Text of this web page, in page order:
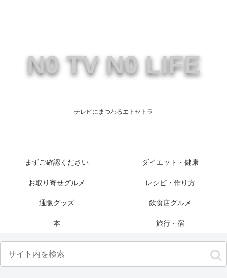
N0 TV N0 LIFE
テレビにまつわるエトセトラ
まずご確認ください ダイエット・健康
お取り寄せグルメ レシピ・作り方
通販グッズ 飲食店グルメ
本 旅行・宿